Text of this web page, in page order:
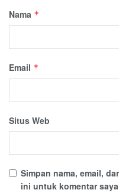
Nama *
Email *
Situs Web
Simpan nama, email,
ini untuk komentar